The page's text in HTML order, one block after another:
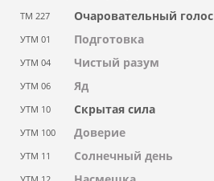
ТМ 227 Очаровательный голос
УТМ 01 Подготовка
УТМ 04 Чистый разум
УТМ 06 Яд
УТМ 10 Скрытая сила
УТМ 100 Доверие
УТМ 11 Солнечный день